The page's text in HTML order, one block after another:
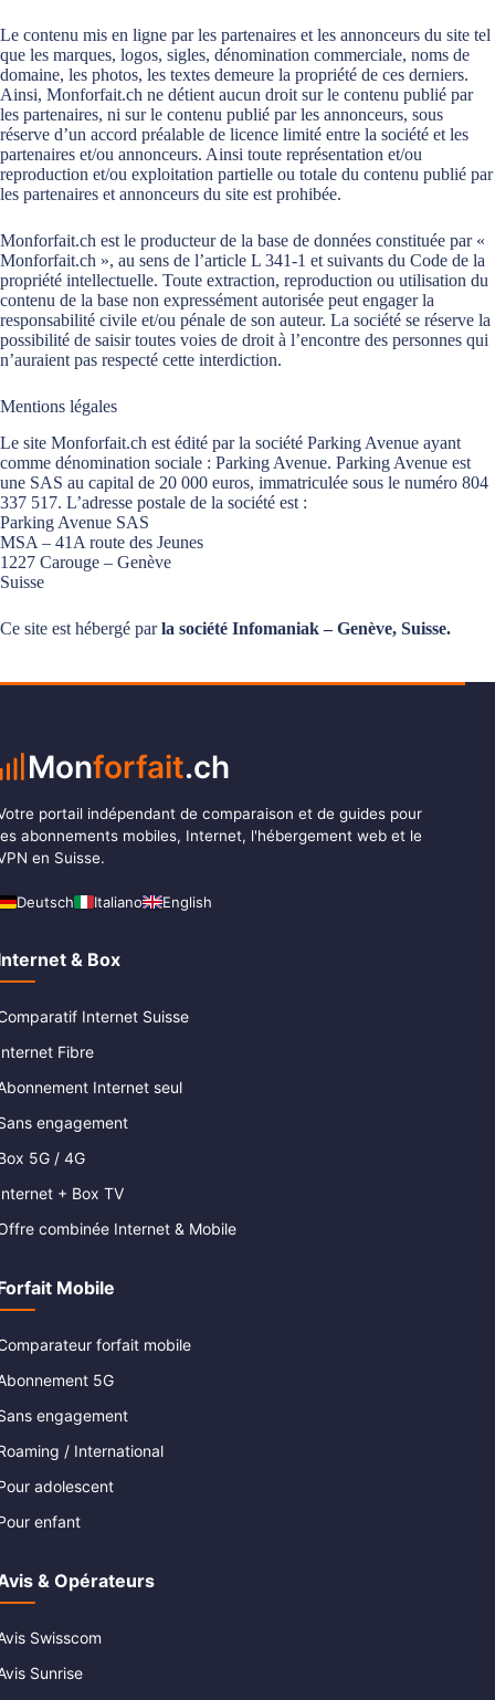
Le contenu mis en ligne par les partenaires et les annonceurs du site tel
que les marques, logos, sigles, dénomination commerciale, noms de
domaine, les photos, les textes demeure la propriété de ces derniers.
Ainsi, Monforfait.ch ne détient aucun droit sur le contenu publié par
les partenaires, ni sur le contenu publié par les annonceurs, sous
réserve d’un accord préalable de licence limité entre la société et les
partenaires et/ou annonceurs. Ainsi toute représentation et/ou
reproduction et/ou exploitation partielle ou totale du contenu publié par
les partenaires et annonceurs du site est prohibée.
Monforfait.ch est le producteur de la base de données constituée par «
Monforfait.ch », au sens de l’article L 341-1 et suivants du Code de la
propriété intellectuelle. Toute extraction, reproduction ou utilisation du
contenu de la base non expressément autorisée peut engager la
responsabilité civile et/ou pénale de son auteur. La société se réserve la
possibilité de saisir toutes voies de droit à l’encontre des personnes qui
n’auraient pas respecté cette interdiction.
Mentions légales
Le site Monforfait.ch est édité par la société Parking Avenue ayant
comme dénomination sociale : Parking Avenue. Parking Avenue est
une SAS au capital de 20 000 euros, immatriculée sous le numéro 804
337 517. L’adresse postale de la société est :
Parking Avenue SAS
MSA – 41A route des Jeunes
1227 Carouge – Genève
Suisse
Ce site est hébergé parla société Infomaniak – Genève, Suisse.
Monforfait.ch
portail indépendant de comparaison et de guides pour
abonnements mobiles, Internet, l'hébergement web et le
en Suisse.
Deutsch Italiano English
& Box
Internet Suisse
Fibre
Internet seul
engagement
5G / 4G
+ Box TV
combinée Internet & Mobile
Mobile
forfait mobile
5G
engagement
/ International
adolescent
enfant
& Opérateurs
Swisscom
Sunrise